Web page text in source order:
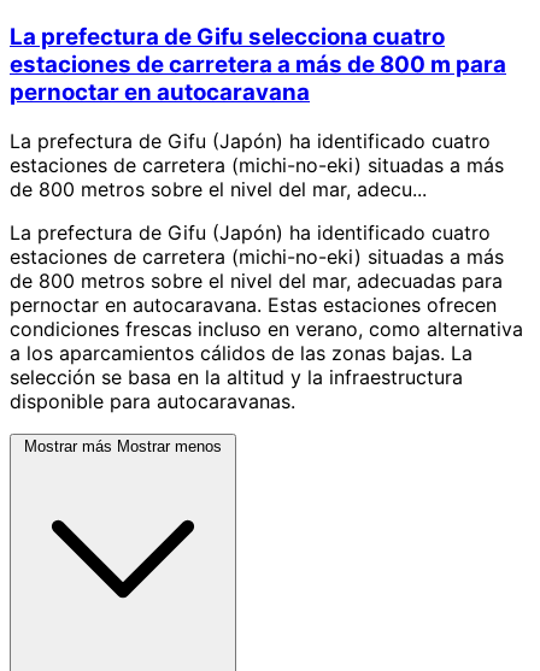
La prefectura de Gifu selecciona cuatro
estaciones de carretera a más de 800 m para
pernoctar en autocaravana
La prefectura de Gifu (Japón) ha identificado cuatro
estaciones de carretera (michi-no-eki) situadas a más
de 800 metros sobre el nivel del mar, adecu...
La prefectura de Gifu (Japón) ha identificado cuatro
estaciones de carretera (michi-no-eki) situadas a más
de 800 metros sobre el nivel del mar, adecuadas para
pernoctar en autocaravana. Estas estaciones ofrecen
condiciones frescas incluso en verano, como alternativa
a los aparcamientos cálidos de las zonas bajas. La
selección se basa en la altitud y la infraestructura
disponible para autocaravanas.
Mostrar más Mostrar menos